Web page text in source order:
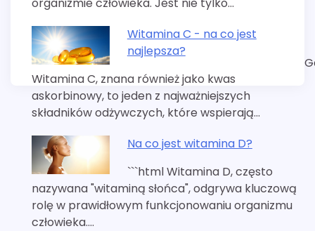
Witamina C - na co jest
najlepsza?
Witamina C, znana również jako kwas
askorbinowy, to jeden z najważniejszych
składników odżywczych, które wspierają…
Na co jest witamina D?
```html Witamina D, często
nazywana "witaminą słońca", odgrywa kluczową
rolę w prawidłowym funkcjonowaniu organizmu
człowieka.…